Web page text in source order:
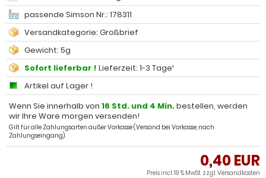
passende Simson Nr.: 178311
Versandkategorie: Großbrief
Gewicht: 5g
Sofort lieferbar ! Lieferzeit: 1-3 Tage¹
Artikel auf Lager !
Wenn Sie innerhalb von 16 Std. und 4 Min.bestellen, werden
wir Ihre Ware morgen versenden!
Gilt für alle Zahlungsarten außer Vorkasse (Versand bei Vorkasse, nach
Zahlungseingang).
0,40 EUR
Preis incl. 19 % MwSt. zzgl.Versandkosten